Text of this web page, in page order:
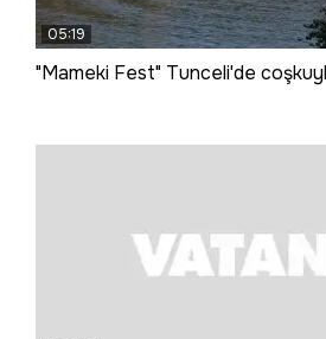
05:19
"Mameki Fest" Tunceli'de